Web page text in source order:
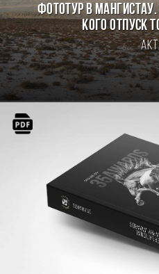
Фототур в
кого отпуск